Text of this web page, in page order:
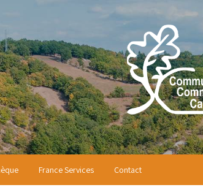
France Services Contact